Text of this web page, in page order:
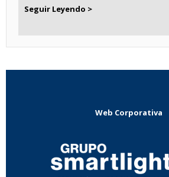
Seguir Leyendo >
Web Corporativa